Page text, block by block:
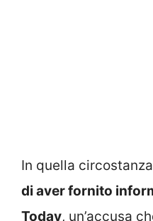
In quella
di aver fornito
Today, un’accusa